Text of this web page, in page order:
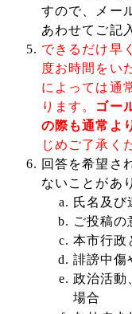
すので、メー
あわせてご記
できるだけ早
度お時間をい
によっては通
ります。 ゴー
の際も通常よ
じめご了承く
回答を希望さ
ないことがあ
氏名及び
ご投稿の
本市行政
誹謗中傷
政治活動
場合